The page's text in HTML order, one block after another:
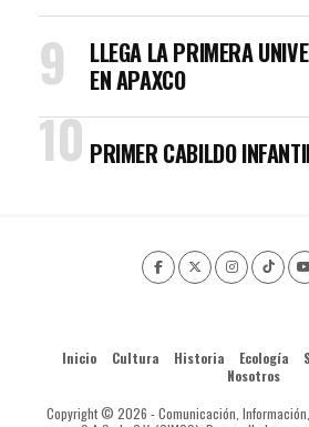
LLEGA LA PRIMERA
EN APAXCO
PRIMER CABILDO
Inicio Cultura Historia Ecología
Nosotros
Copyright © 2026 - Comunicación, Información,